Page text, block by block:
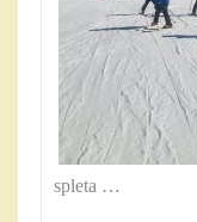
spleta …